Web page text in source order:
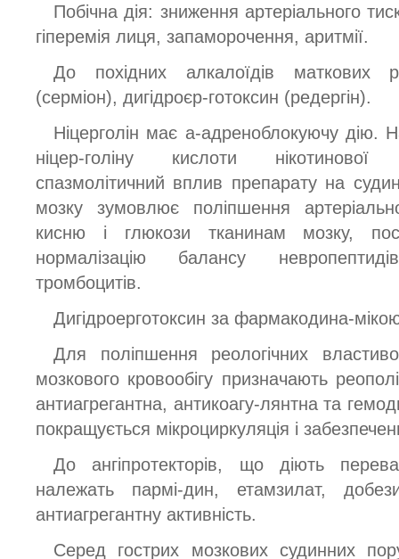
Побічна дія: зниження артеріального
гіперемія лиця, запаморочення, аритмії.
До похідних алкалоїдів маткових
(серміон), дигідроєр-готоксин (редергін).
Ніцерголін має а-адреноблокуючу дію.
ніцер-голіну кислоти нікотинової
спазмолітичний вплив препарату на
мозку зумовлює поліпшення
кисню і глюкози тканинам мозку,
нормалізацію балансу
тромбоцитів.
Дигідроерготоксин за фармакодина-
Для поліпшення реологічних
мозкового кровообігу призначають
антиагрегантна, антикоагу-лянтна та
покращується мікроциркуляція і
До ангіпротекторів, що діють
належать пармі-дин, етамзилат,
антиагрегантну активність.
Серед гострих мозкових судинних